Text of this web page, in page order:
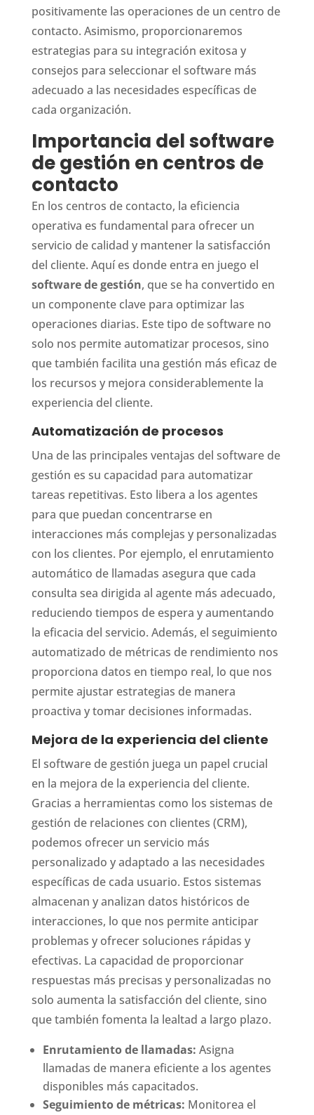
positivamente las operaciones de un centro de
contacto. Asimismo, proporcionaremos
estrategias para su integración exitosa y
consejos para seleccionar el software más
adecuado a las necesidades específicas de
cada organización.
Importancia del software
de gestión en centros de
contacto
En los centros de contacto, la eficiencia
operativa es fundamental para ofrecer un
servicio de calidad y mantener la satisfacción
del cliente. Aquí es donde entra en juego el
software de gestión, que se ha convertido en
un componente clave para optimizar las
operaciones diarias. Este tipo de software no
solo nos permite automatizar procesos, sino
que también facilita una gestión más eficaz de
los recursos y mejora considerablemente la
experiencia del cliente.
Automatización de procesos
Una de las principales ventajas del software de
gestión es su capacidad para automatizar
tareas repetitivas. Esto libera a los agentes
para que puedan concentrarse en
interacciones más complejas y personalizadas
con los clientes. Por ejemplo, el enrutamiento
automático de llamadas asegura que cada
consulta sea dirigida al agente más adecuado,
reduciendo tiempos de espera y aumentando
la eficacia del servicio. Además, el seguimiento
automatizado de métricas de rendimiento nos
proporciona datos en tiempo real, lo que nos
permite ajustar estrategias de manera
proactiva y tomar decisiones informadas.
Mejora de la experiencia del cliente
El software de gestión juega un papel crucial
en la mejora de la experiencia del cliente.
Gracias a herramientas como los sistemas de
gestión de relaciones con clientes (CRM),
podemos ofrecer un servicio más
personalizado y adaptado a las necesidades
específicas de cada usuario. Estos sistemas
almacenan y analizan datos históricos de
interacciones, lo que nos permite anticipar
problemas y ofrecer soluciones rápidas y
efectivas. La capacidad de proporcionar
respuestas más precisas y personalizadas no
solo aumenta la satisfacción del cliente, sino
que también fomenta la lealtad a largo plazo.
Enrutamiento de llamadas: Asigna
llamadas de manera eficiente a los agentes
disponibles más capacitados.
Seguimiento de métricas: Monitorea el